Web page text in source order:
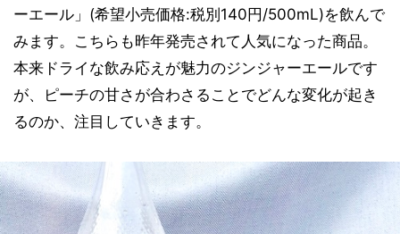
ーエール」(希望小売価格:税別140円/500mL)を飲んで
みます。こちらも昨年発売されて人気になった商品。
本来ドライな飲み応えが魅力のジンジャーエールです
が、ピーチの甘さが合わさることでどんな変化が起き
るのか、注目していきます。